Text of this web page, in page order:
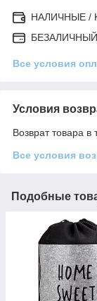
НАЛИЧНЫЕ /
Все условия
Условия
Возврат товара в
Все условия
Подобные